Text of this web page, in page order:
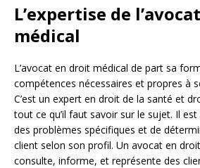
L’expertise de
médical
L’avocat en droit médical de part sa
compétences nécessaires et propres à
C’est un expert en droit de la santé et
tout ce qu’il faut savoir sur le sujet. Il
des problèmes spécifiques et de
client selon son profil. Un avocat en
consulte, informe, et représente des